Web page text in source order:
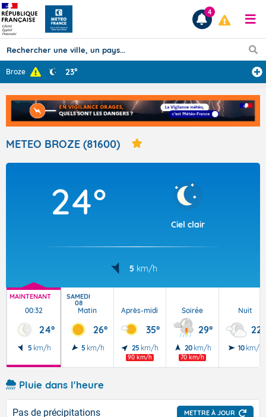
Prévisions
TOUS LES RÉSULTATS
Articles
4
Broze 23°
METEO BROZE (81600)
24°
Ciel clair
5 km/h
MAINTENANT
00:32
24°
5 km/h
SAMEDI
08
Matin
26°
5 km/h
Après-midi
35°
25 km/h
90 km/h
Soirée
29°
20 km/h
70 km/h
Nuit
22°
10 km/h
Pluie dans l'heure
Pas de précipitations METTRE À JOUR